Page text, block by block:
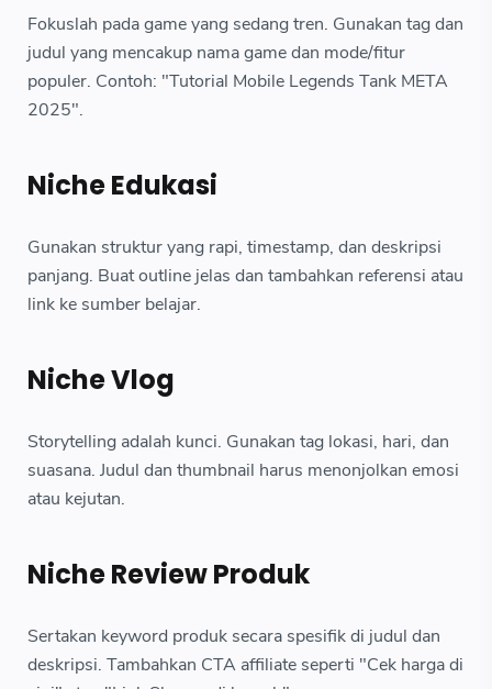
Fokuslah pada game yang sedang tren. Gunakan tag dan
judul yang mencakup nama game dan mode/fitur
populer. Contoh: "Tutorial Mobile Legends Tank META
2025".
Niche Edukasi
Gunakan struktur yang rapi, timestamp, dan deskripsi
panjang. Buat outline jelas dan tambahkan referensi atau
link ke sumber belajar.
Niche Vlog
Storytelling adalah kunci. Gunakan tag lokasi, hari, dan
suasana. Judul dan thumbnail harus menonjolkan emosi
atau kejutan.
Niche Review Produk
Sertakan keyword produk secara spesifik di judul dan
deskripsi. Tambahkan CTA affiliate seperti "Cek harga di